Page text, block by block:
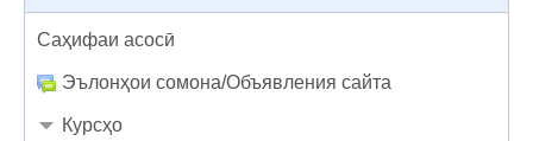
Саҳифаи асосӣ
Эълонҳои сомона/Объявления сайта
Курсҳо